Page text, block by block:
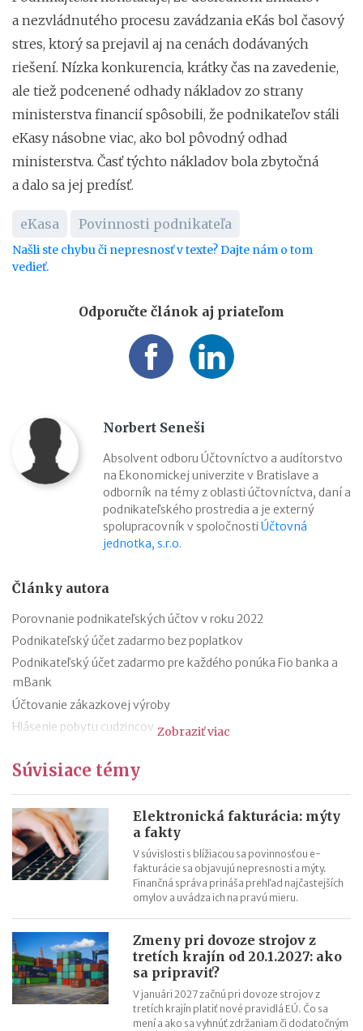
a nezvládnutého procesu zavádzania eKás bol časový
stres, ktorý sa prejavil aj na cenách dodávaných
riešení. Nízka konkurencia, krátky čas na zavedenie,
ale tiež podcenené odhady nákladov zo strany
ministerstva financií spôsobili, že podnikateľov stáli
eKasy násobne viac, ako bol pôvodný odhad
ministerstva. Časť týchto nákladov bola zbytočná
a dalo sa jej predísť.
eKasa Povinnosti podnikateľa
Našli ste chybu či nepresnosť v texte? Dajte nám o tom
vedieť.
Odporučte článok aj priateľom
Norbert Seneši
Absolvent odboru Účtovníctvo a audítorstvo
na Ekonomickej univerzite v Bratislave a
odborník na témy z oblasti účtovníctva, daní a
podnikateľského prostredia a je externý
spolupracovník v spoločnosti Účtovná
jednotka, s.r.o.
Články autora
Porovnanie podnikateľských účtov v roku 2022
Podnikateľský účet zadarmo bez poplatkov
Podnikateľský účet zadarmo pre každého ponúka Fio banka a
mBank
Účtovanie zákazkovej výroby
Hlásenie pobytu cudzincov
Cestovné náhrady pri elektromobiloch
Odpisovanie elektromobilov a elektrobicyklov
Kontroly v oblasti registratúry
Registratúrny plán a registratúrny poriadok
Zobraziť viac
Súvisiace témy
Elektronická fakturácia: mýty
a fakty
V súvislosti s blížiacou sa povinnosťou e-
fakturácie sa objavujú nepresnosti a mýty.
Finančná správa prináša prehľad najčastejších
omylov a uvádza ich na pravú mieru.
Zmeny pri dovoze strojov z
tretích krajín od 20.1.2027: ako
sa pripraviť?
V januári 2027 začnú pri dovoze strojov z
tretích krajín platiť nové pravidlá EÚ. Čo sa
mení a ako sa vyhnúť zdržaniam či dodatočným